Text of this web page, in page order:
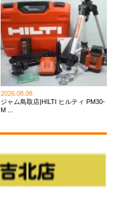
2026.08.08
ジャム鳥取店|HILTI ヒルティ PM30-
M ...